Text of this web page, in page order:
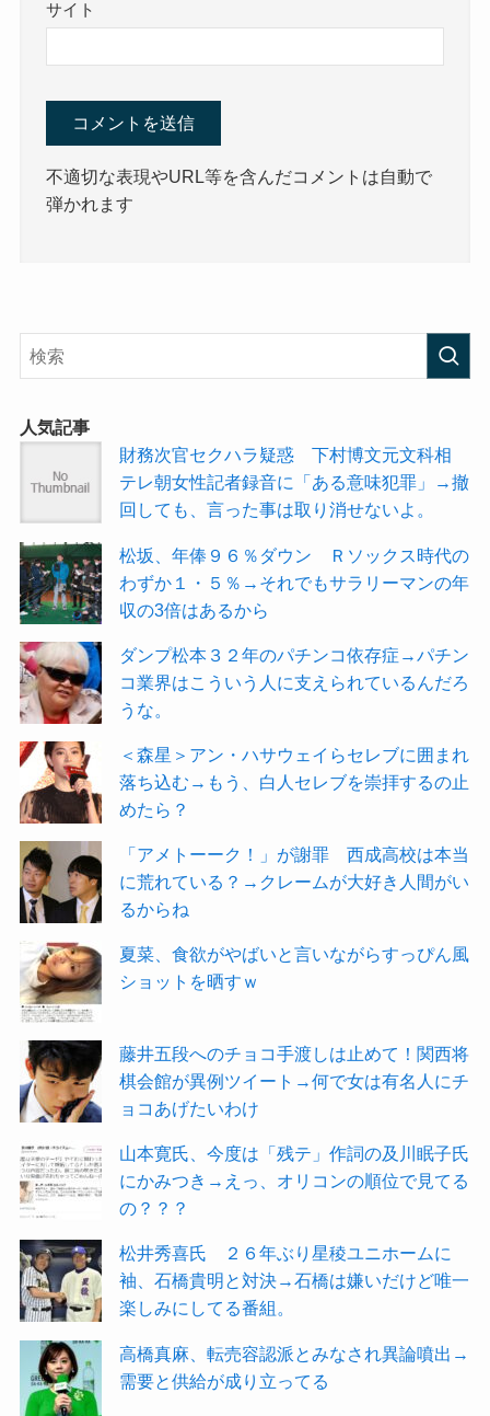
サイト
不適切な表現やURL等を含んだコメントは自動で
弾かれます
人気記事
財務次官セクハラ疑惑 下村博文元文科相
テレ朝女性記者録音に「ある意味犯罪」→撤
回しても、言った事は取り消せないよ。
松坂、年俸９６％ダウン Ｒソックス時代の
わずか１・５％→それでもサラリーマンの年
収の3倍はあるから
ダンプ松本３２年のパチンコ依存症→パチン
コ業界はこういう人に支えられているんだろ
うな。
＜森星＞アン・ハサウェイらセレブに囲まれ
落ち込む→もう、白人セレブを崇拝するの止
めたら？
「アメトーーク！」が謝罪 西成高校は本当
に荒れている？→クレームが大好き人間がい
るからね
夏菜、食欲がやばいと言いながらすっぴん風
ショットを晒すｗ
藤井五段へのチョコ手渡しは止めて！関西将
棋会館が異例ツイート→何で女は有名人にチ
ョコあげたいわけ
山本寛氏、今度は「残テ」作詞の及川眠子氏
にかみつき→えっ、オリコンの順位で見てる
の？？？
松井秀喜氏 ２６年ぶり星稜ユニホームに
袖、石橋貴明と対決→石橋は嫌いだけど唯一
楽しみにしてる番組。
高橋真麻、転売容認派とみなされ異論噴出→
需要と供給が成り立ってる